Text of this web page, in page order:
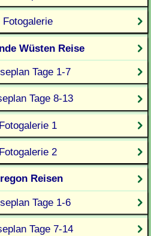
Fotogalerie
Wüsten Reise
Tage 1-7
Tage 8-13
Fotogalerie 1
Fotogalerie 2
Reisen
Tage 1-6
Tage 7-14